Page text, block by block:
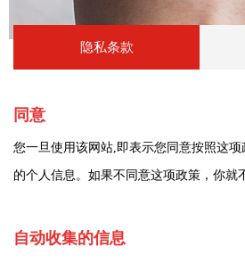
English
隐私条款
同意
您一旦使用该网站,即表示您同意按照这
的个人信息。如果不同意这项政策，你就
自动收集的信息